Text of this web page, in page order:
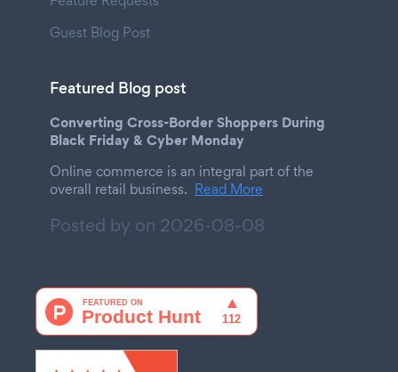
Guest Blog Post
Featured Blog post
Converting Cross-Border Shoppers During
Black Friday & Cyber Monday
Online commerce is an integral part of the
overall retail business. Read More
Posted by on 2026-08-08